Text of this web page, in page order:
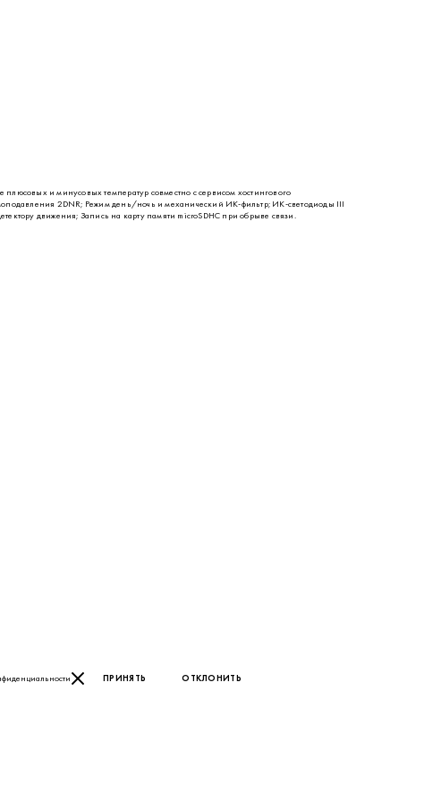
и минусовых температур совместно с сервисом хостингового
2DNR; Режим день/ночь и механический ИК-фильтр; ИК-светодиоды III
движения; Запись на карту памяти microSDHC при обрыве связи.
ПРИНЯТЬ ОТКЛОНИТЬ